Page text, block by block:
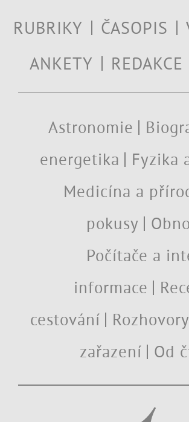
RUBRIKY ČASOPIS
ANKETY
REDAKCE
Astronomie
energetika
Fyzika
Medicína a
pokusy
Počítače a
informace
cestování
Rozhovory
zařazení
Od